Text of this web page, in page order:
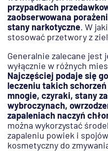
przypadkach
zaobserwowana
stany narkotyczne. W
stosować przetwory z
Generalnie zalecane jest
wyłącznie w różnych
Najczęściej podaje się
leczeniu takich
mnogie, czyraki, stany
wybroczynach,
zapaleniach naczyń
można wykorzystać
zapaleniu powiek i
kosmetyczny do